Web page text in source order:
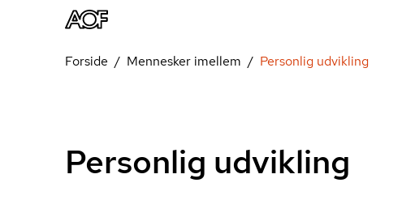
Forside Mennesker imellem Personlig udvikling
Personlig udvikling